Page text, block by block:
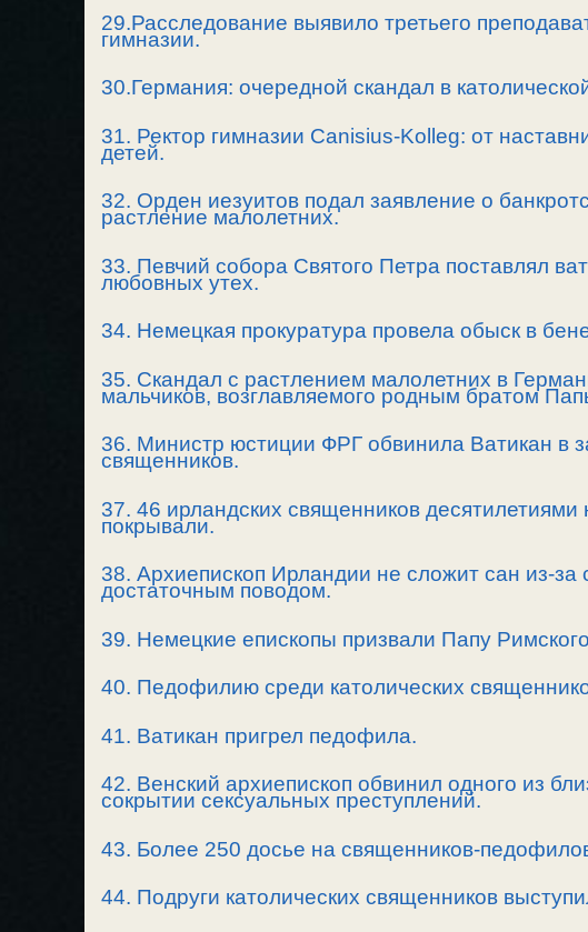
29.Расследование выявило третьего
гимназии.
30.Германия: очередной скандал в
31. Ректор гимназии Canisius-Kolleg: от
детей.
32. Орден иезуитов подал заявление о
растление малолетних.
33. Певчий собора Cвятого Петра поставлял
любовных утех.
34. Немецкая прокуратура провела обыск в
35. Скандал с растлением малолетних в
мальчиков, возглавляемого родным братом
36. Министр юстиции ФРГ обвинила Ватикан в
священников.
37. 46 ирландских священников
покрывали.
38. Архиепископ Ирландии не сложит сан из-за
достаточным поводом.
39. Немецкие епископы призвали Папу
40. Педофилию среди католических
41. Ватикан пригрел педофила.
42. Венский архиепископ обвинил одного из
сокрытии сексуальных преступлений.
43. Более 250 досье на священников-
44. Подруги католических священников